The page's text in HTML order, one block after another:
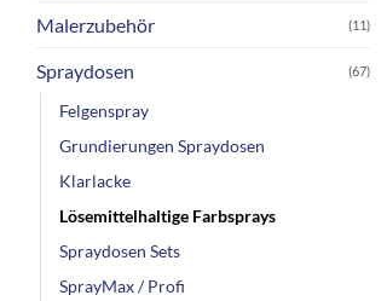
Malerzubehör (11)
Spraydosen (67)
Felgenspray
Grundierungen Spraydosen
Klarlacke
Lösemittelhaltige Farbsprays
Spraydosen Sets
SprayMax / Profi